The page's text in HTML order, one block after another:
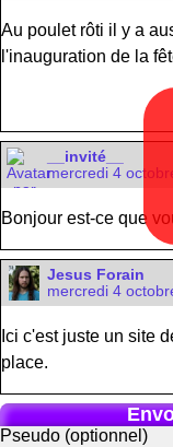
Au poulet rôti il y a
l'inauguration de la
__invité__
mercredi 4
Bonjour est-ce que
Jesus Forain
mercredi 4
Ici c'est juste un site
place.
Pseudo (optionnel)